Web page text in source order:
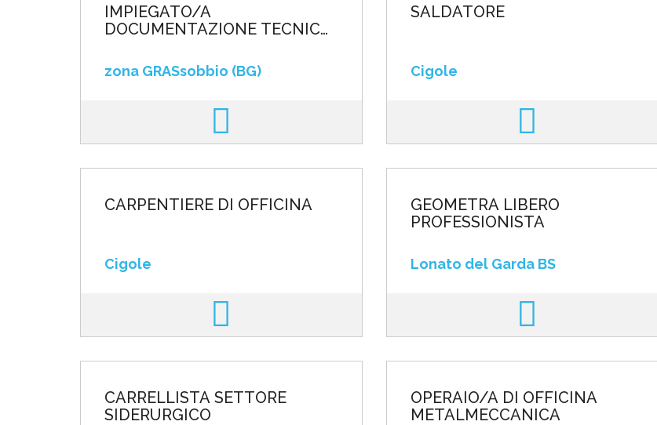
IMPIEGATO/A
DOCUMENTAZIONE TECNICA
zona GRASsobbio (BG)
SALDATORE
Cigole
CARPENTIERE DI OFFICINA
Cigole
GEOMETRA LIBERO
PROFESSIONISTA
Lonato del Garda BS
CARRELLISTA SETTORE
SIDERURGICO
OPERAIO/A DI OFFICINA
METALMECCANICA